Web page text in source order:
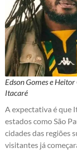
Edson Gomes e
Itacaré
A expectativa é que
estados como São
cidades das regiões
visitantes já